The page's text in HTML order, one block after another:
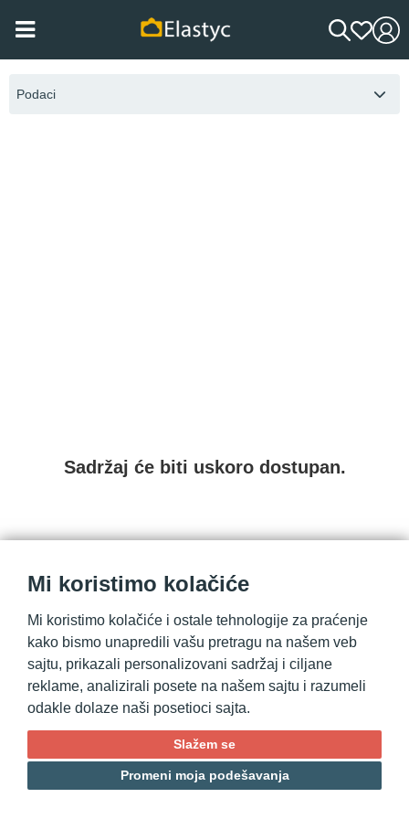
Mi koristimo kolačiće
Mi koristimo kolačiće i ostale tehnologije za praćenje
kako bismo unapredili vašu pretragu na našem veb
sajtu, prikazali personalizovani sadržaj i ciljane
reklame, analizirali posete na našem sajtu i razumeli
odakle dolaze naši posetioci sajta.
Slažem se
Promeni moja podešavanja
Podaci
Sadržaj će biti uskoro dostupan.